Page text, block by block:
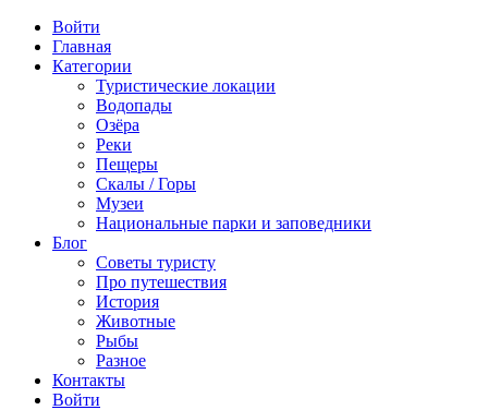
Войти
Главная
Категории
Туристические локации
Водопады
Озёра
Реки
Пещеры
Скалы / Горы
Музеи
Национальные парки и заповедники
Блог
Советы туристу
Про путешествия
История
Животные
Рыбы
Разное
Контакты
Войти